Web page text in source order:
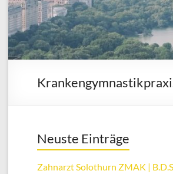
Neuste Einträge
Zahnarzt Solothurn ZMAK |